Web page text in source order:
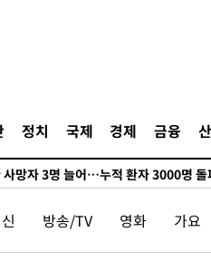
정치 국제 경제 금융
상승 마감…S&P 0.6% 나스닥 1.3%↑
인 "감독님이 원하는 마음 느꼈고, 많
사망자 3명 늘어…누적 환자 3000명 돌
80년근 천종산삼 9뿌리 발견…감정가
루질 나섰다 실종 60대, 닷새 만에 숨
방송/TV 영화 가요